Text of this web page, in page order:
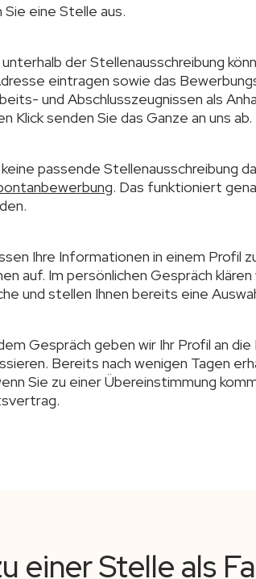
Sie eine Stelle aus.
der Stellenausschreibung
eintragen sowie das
und Abschlusszeugnissen als
Klick senden Sie das Ganze an uns ab.
passende Stellenausschreibung
. Das funktioniert
Ihre Informationen in einem Profil
auf. Im persönlichen Gespräch
und stellen Ihnen bereits eine
Gespräch geben wir Ihr Profil an
Bereits nach wenigen Tagen
Sie zu einer Übereinstimmung
einer Stelle als